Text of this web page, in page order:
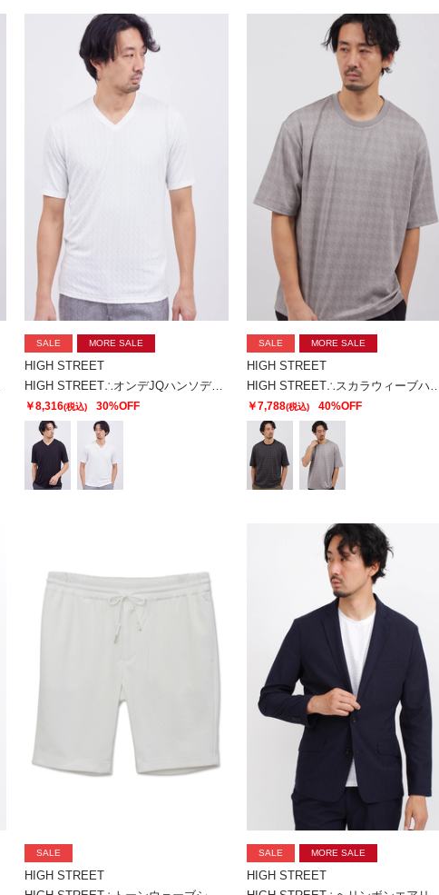
SALE MORE SALE
HIGH STREET
HIGH STREET∴オンデJQハンソデVネック
￥8,316(税込) 30%OFF
SALE MORE SALE
HIGH STREET
￥7,788(税込) 40%OFF
SALE
HIGH STREET
SALE MORE SALE
HIGH STREET